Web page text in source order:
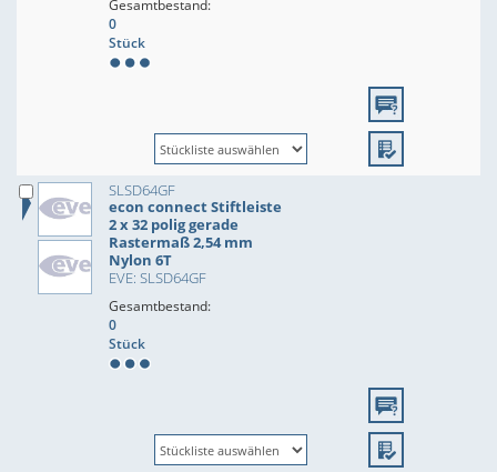
Gesamtbestand:
0
Stück
SLSD64GF
econ connect Stiftleiste
2 x 32 polig gerade
Rastermaß 2,54 mm
Nylon 6T
EVE: SLSD64GF
Gesamtbestand:
0
Stück